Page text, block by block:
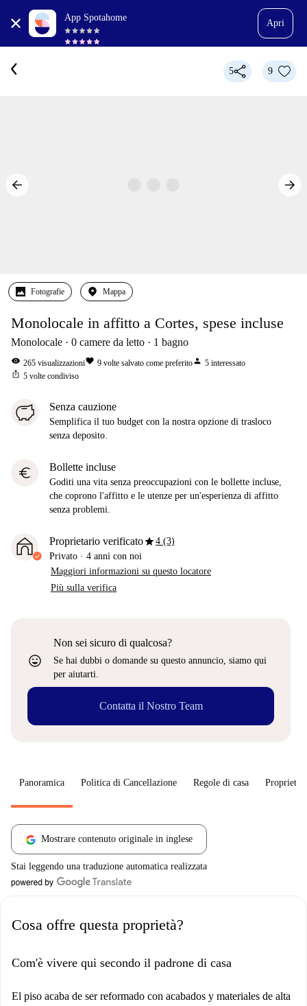
App Spotahome
Apri
5 9
Fotografie Mappa
Monolocale in affitto a Cortes, spese incluse
Monolocale 0 camere da letto 1 bagno
visibility 265 visualizzazionifavorite 9 volte salvato come preferitoperson 5 interessato
ios_share 5 volte condiviso
Senza cauzione
Semplifica il tuo budget con la nostra opzione di trasloco
senza deposito.
euro Bollette incluse
Goditi una vita senza preoccupazioni con le bollette incluse,
che coprono l'affitto e le utenze per un'esperienza di affitto
senza problemi.
Proprietario verificatostar4 (3)
Privato · 4 anni con noi
Maggiori informazioni su questo locatore
Più sulla verifica
sentiment_very_satisfied
Non sei sicuro di qualcosa?
Se hai dubbi o domande su questo annuncio, siamo qui
per aiutarti.
Contatta il Nostro Team
Panoramica Politica di Cancellazione Regole di casa
Mostrare contenuto originale in inglese
Stai leggendo una traduzione automatica realizzata
Cosa offre questa proprietà?
Com'è vivere qui secondo il padrone di casa
El piso acaba de ser reformado con acabados y materiales de alta